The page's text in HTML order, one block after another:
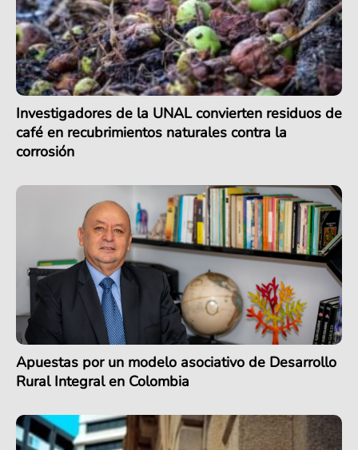
Investigadores de la UNAL convierten residuos de
café en recubrimientos naturales contra la
corrosión
Apuestas por un modelo asociativo de Desarrollo
Rural Integral en Colombia